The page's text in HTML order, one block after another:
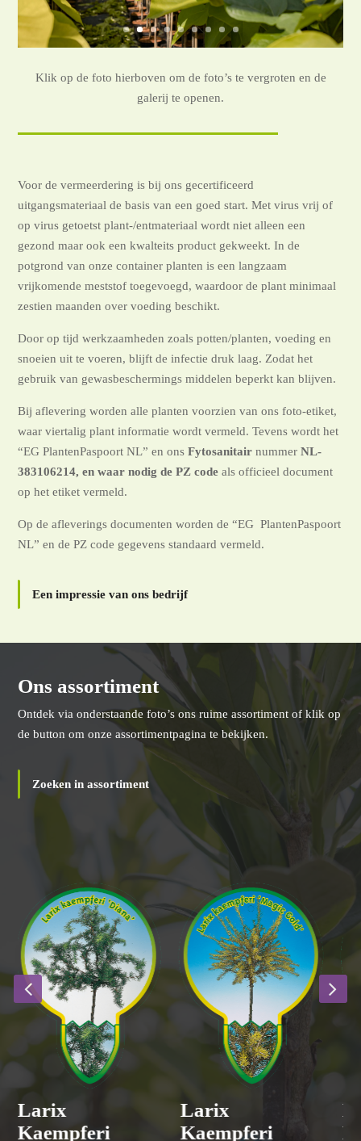
Klik op de foto hierboven om de foto’s te vergroten en de
galerij te openen.
Voor de vermeerdering is bij ons gecertificeerd
uitgangsmateriaal de basis van een goed start. Met virus vrij of
op virus getoetst plant-/entmateriaal wordt niet alleen een
gezond maar ook een kwalteits product gekweekt. In de
potgrond van onze container planten is een langzaam
zestien maanden over voeding beschikt.
Door op tijd werkzaamheden zoals potten/planten, voeding en
snoeien uit te voeren, blijft de infectie druk laag. Zodat het
gebruik van gewasbeschermings middelen beperkt kan blijven.
Bij aflevering worden alle planten voorzien van ons foto-etiket,
waar viertalig plant informatie wordt vermeld. Tevens wordt het
383106214
op het etiket vermeld.
NL” en de PZ code gegevens standaard vermeld.
Een impressie van ons bedrijf
Ons assortiment
Ontdek via onderstaande foto’s ons ruime assortiment of klik op
de button om onze assortimentpagina te bekijken.
Zoeken in assortiment